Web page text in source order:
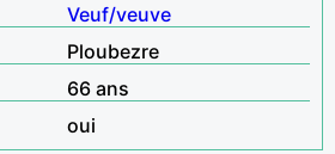
Veuf/veuve
Ploubezre
66 ans
oui